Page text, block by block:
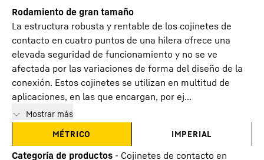
Rodamiento de gran tamaño
La estructura robusta y rentable de los cojinetes de
contacto en cuatro puntos de una hilera ofrece una
elevada seguridad de funcionamiento y no se ve
afectada por las variaciones de forma del diseño de la
conexión. Estos cojinetes se utilizan en multitud de
aplicaciones, en las que encargan, por ej...
Mostrar más
MÉTRICO
IMPERIAL
Categoría de productos - Cojinetes de contacto en